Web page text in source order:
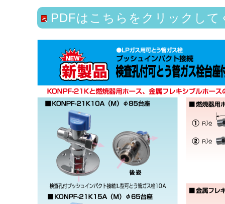
PDFはこちらをクリックして